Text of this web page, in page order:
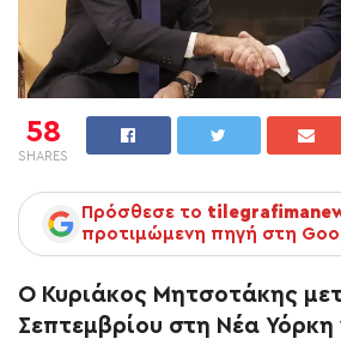
58
SHARES
Πρόσθεσε το
προτιμώμενη πηγή στη
Ο Κυριάκος Μητσοτάκης
Σεπτεμβρίου στη Νέα Υόρκη